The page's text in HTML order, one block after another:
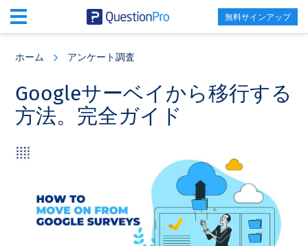
content
sidebar
無料サインアップ
ホーム アンケート調査
Googleサーベイから移行する
方法。完全ガイド